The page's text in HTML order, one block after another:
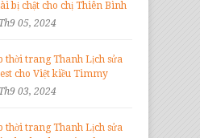
bị chật cho chị Thiên Bình
Th9 05, 2024
thời trang Thanh Lịch sửa
cho Việt kiều Timmy
Th9 03, 2024
thời trang Thanh Lịch sửa